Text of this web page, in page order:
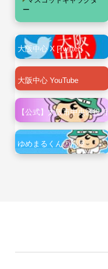
ー
大阪中心 X [Twitter]
大阪中心 YouTube
【公式】大阪市中央区役所
ゆめまるくんの部屋